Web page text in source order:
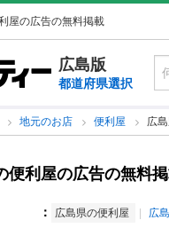
屋の広告の無料掲載
広島版
都道府県選択
地元のお店 便利屋 広
便利屋の広告の無料
： 広島県の便利屋 広